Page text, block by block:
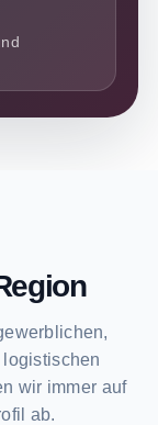
wir immer auf
ab.